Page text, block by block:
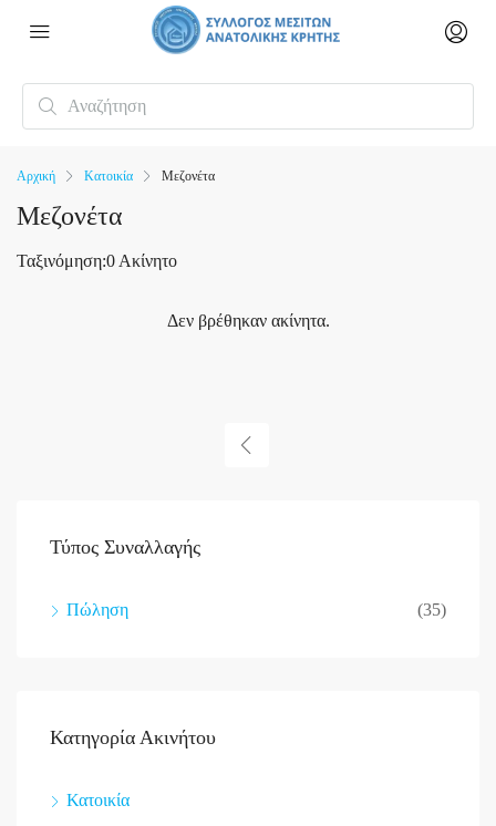
Αρχική Κατοικία Μεζονέτα
Μεζονέτα
0 Ακίνητο
Ταξινόμηση:
Δεν βρέθηκαν ακίνητα.
Τύπος Συναλλαγής
Πώληση (35)
Κατηγορία Ακινήτου
Κατοικία